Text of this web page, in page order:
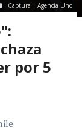
Captura | Agencia Uno
por 5